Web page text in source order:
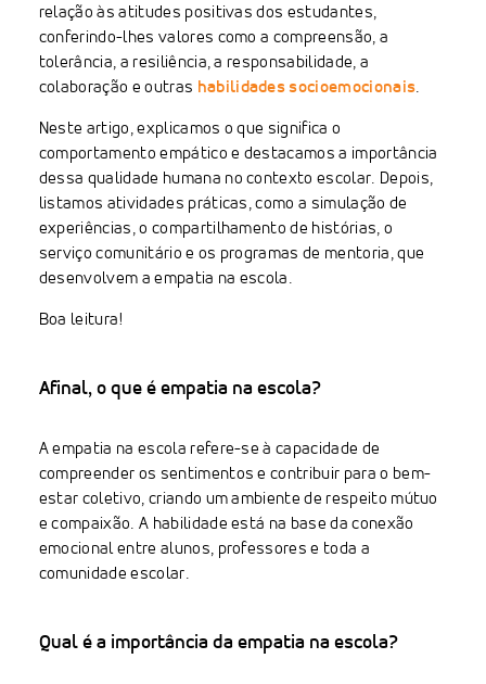
relação às atitudes positivas dos estudantes,
conferindo-lhes valores como a compreensão, a
tolerância, a resiliência, a responsabilidade, a
colaboração e outras habilidades socioemocionais.
Neste artigo, explicamos o que significa o
comportamento empático e destacamos a importância
dessa qualidade humana no contexto escolar. Depois,
listamos atividades práticas, como a simulação de
experiências, o compartilhamento de histórias, o
serviço comunitário e os programas de mentoria, que
desenvolvem a empatia na escola.
Boa leitura!
Afinal, o que é empatia na escola?
A empatia na escola refere-se à capacidade de
compreender os sentimentos e contribuir para o bem-
estar coletivo, criando um ambiente de respeito mútuo
e compaixão. A habilidade está na base da conexão
emocional entre alunos, professores e toda a
comunidade escolar.
Qual é a importância da empatia na escola?